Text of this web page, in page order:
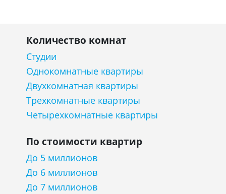
Количество комнат
Студии
Однокомнатные квартиры
Двухкомнатная квартиры
Трехкомнатные квартиры
Четырехкомнатные квартиры
По стоимости квартир
До 5 миллионов
До 6 миллионов
До 7 миллионов